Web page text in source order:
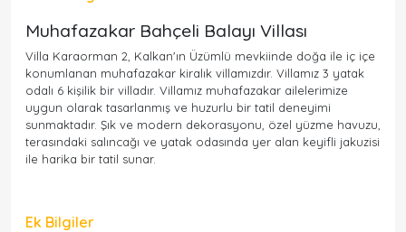
Muhafazakar Bahçeli Balayı Villası
Villa Karaorman 2, Kalkan'ın Üzümlü mevkiinde doğa ile iç içe
konumlanan muhafazakar kiralık villamızdır. Villamız 3 yatak
odalı 6 kişilik bir villadır. Villamız muhafazakar ailelerimize
uygun olarak tasarlanmış ve huzurlu bir tatil deneyimi
sunmaktadır. Şık ve modern dekorasyonu, özel yüzme havuzu,
terasındaki salıncağı ve yatak odasında yer alan keyifli jakuzisi
ile harika bir tatil sunar.
Ek Bilgiler